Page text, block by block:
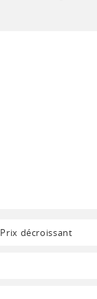
Prix décroissant